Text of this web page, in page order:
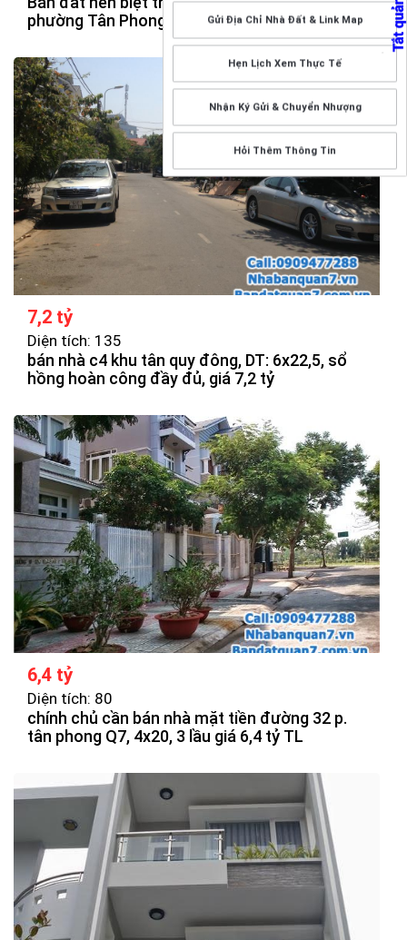
Gửi Địa Chỉ Nhà Đất & Link Map
Hẹn Lịch Xem Thực Tế
Nhận Ký Gửi & Chuyển Nhượng
Hỏi Thêm Thông Tin
phường Tân Phong, quận 7, TP.HCM.
7,2 tỷ
Diện tích: 135
bán nhà c4 khu tân quy đông, DT: 6x22,5, sổ
hồng hoàn công đầy đủ, giá 7,2 tỷ
6,4 tỷ
Diện tích: 80
chính chủ cần bán nhà mặt tiền đường 32 p.
tân phong Q7, 4x20, 3 lầu giá 6,4 tỷ TL